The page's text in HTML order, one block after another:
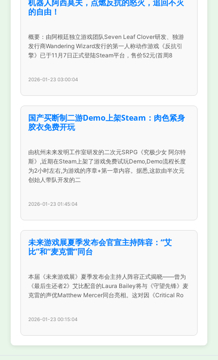
机器人阿西莫夫，点燃反抗的怒火，追回不灭
的自由！
概要：由阿根廷独立游戏团队Seven Leaf Clover研发、独游
发行商Wandering Wizard发行的第一人称动作游戏《反抗引
擎》已于11月7日正式登陆Steam平台，售价52元(首周8
2026-01-23 03:00:04
国产买断制二游Demo上架Steam：肉色紧身
胶衣免费开玩
由杭州未来发明工作室研发的二次元SRPG《究极少女 阿尔特
斯》,近期在Steam上架了游戏免费试玩Demo,Demo流程长度
为2小时左右,为游戏的序章+第一章内容。据悉,这款由半次元
创始人带队开发的二
2026-01-23 01:45:04
未来游戏展夏季发布会官宣主持阵容：“艾
比”和“麦克雷”同台
本届《未来游戏展》夏季发布会主持人阵容正式揭晓——曾为
《最后生还者2》艾比配音的Laura Bailey将与《守望先锋》麦
克雷的声优Matthew Mercer同台亮相。这对因《Critical Ro
2026-01-23 00:15:04